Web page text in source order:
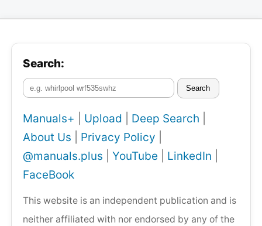
Search:
Search
Manuals+ Upload Deep Search
About Us
Privacy Policy
@manuals.plus
YouTube LinkedIn
FaceBook
This website is an independent publication and is
neither affiliated with nor endorsed by any of the